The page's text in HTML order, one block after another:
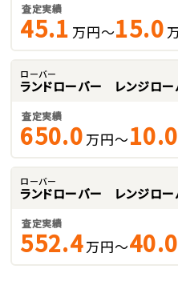
査定実績
45.1 万円～15.0
ローバー
ランドローバー レンジロー
査定実績
650.0 万円～10.0
ローバー
ランドローバー レンジロー
査定実績
552.4万円～40.0